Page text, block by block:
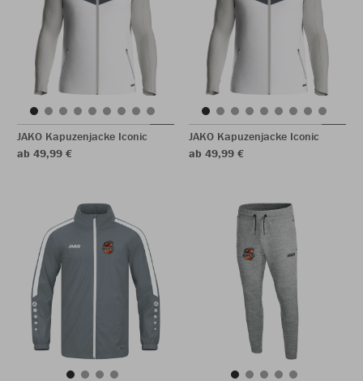
JAKO Kapuzenjacke Iconic
ab 49,99 €
JAKO Kapuzenjacke Iconic
ab 49,99 €